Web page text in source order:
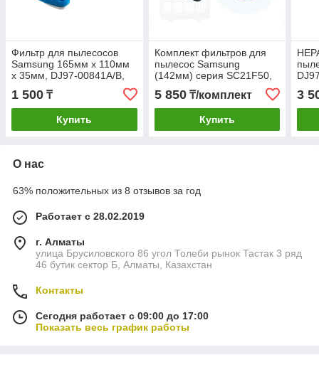
Фильтр для пылесосов
Samsung 165мм х 110мм
х 35мм, DJ97-00841A/B,
DJ97-01159A/B
1 500 ₸
Купить
Комплект фильтров для
пылесос Samsung
(142мм) серия SC21F50,
SC21K51, VC21K51,
SC19F50VC тип DJ97-
01962A + DJ63-01285A
(VCA-VM50P
5 850₸/комплект
Купить
3
О нас
63% положительных из 8 отзывов за год
Работает с 28.02.2019
г. Алматы
улица Брусиловского 86 угол Толеби рынок Тастак 3 ряд
46 бутик сектор Б, Алматы, Казахстан
Контакты
Сегодня работает с 09:00 до 17:00
Показать весь график работы